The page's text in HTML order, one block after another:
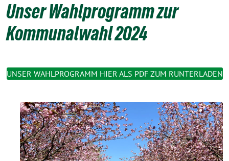
Unser Wahlprogramm zur
Kommunalwahl 2024
UNSER WAHLPROGRAMM HIER ALS PDF ZUM RUNTERLADEN